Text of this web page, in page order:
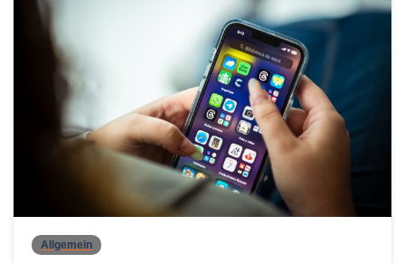
Allgemein